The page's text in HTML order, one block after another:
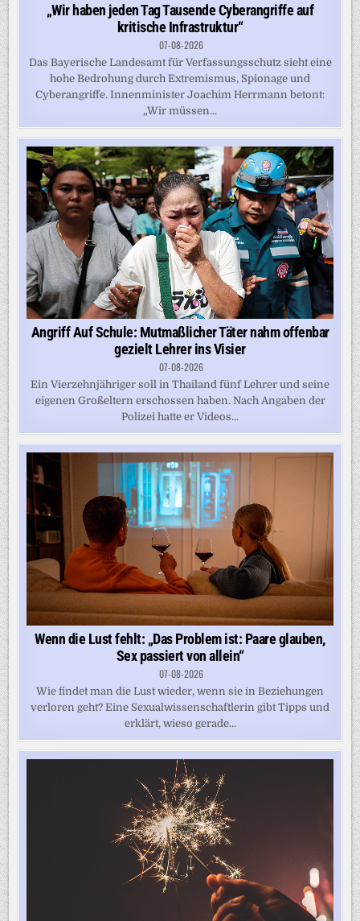
„Wir haben jeden Tag Tausende Cyberangriffe auf
kritische Infrastruktur“
07-08-2026
Das Bayerische Landesamt für Verfassungsschutz sieht eine
hohe Bedrohung durch Extremismus, Spionage und
Cyberangriffe. Innenminister Joachim Herrmann betont:
„Wir müssen...
Angriff Auf Schule: Mutmaßlicher Täter nahm offenbar
gezielt Lehrer ins Visier
07-08-2026
Ein Vierzehnjähriger soll in Thailand fünf Lehrer und seine
eigenen Großeltern erschossen haben. Nach Angaben der
Polizei hatte er Videos...
Wenn die Lust fehlt: „Das Problem ist: Paare glauben,
Sex passiert von allein“
07-08-2026
Wie findet man die Lust wieder, wenn sie in Beziehungen
verloren geht? Eine Sexualwissenschaftlerin gibt Tipps und
erklärt, wieso gerade...